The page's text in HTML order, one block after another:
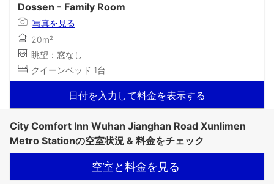
Dossen - Family Room
写真を見る
20m²
眺望：窓なし
クイーンベッド 1台
日付を入力して料金を表示する
City Comfort Inn Wuhan Jianghan Road Xunlimen
Metro Stationの空室状況 & 料金をチェック
空室と料金を見る